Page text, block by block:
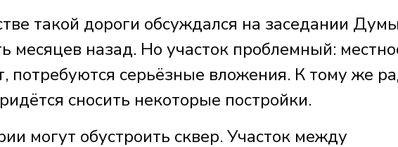
такой дороги обсуждался на заседании Думы
месяцев назад. Но участок проблемный:
потребуются серьёзные вложения. К тому же
сносить некоторые постройки.
могут обустроить сквер. Участок между